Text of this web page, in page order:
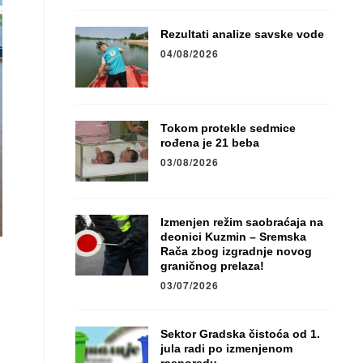
Rezultati analize savske vode
04/08/2026
Tokom protekle sedmice
rođena je 21 beba
03/08/2026
Izmenjen režim saobraćaja na
deonici Kuzmin – Sremska
Rača zbog izgradnje novog
graničnog prelaza!
03/07/2026
Sektor Gradska čistoća od 1.
jula radi po izmenjenom